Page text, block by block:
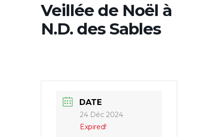
Paul
Veillée de Noël à
N.D. des Sables
DATE
24 Déc 2024
Expired!